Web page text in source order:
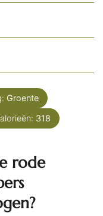
Groente
318
rode